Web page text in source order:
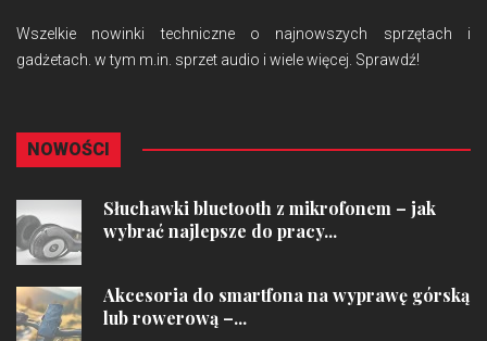
Wszelkie nowinki techniczne o najnowszych sprzętach i
gadżetach. w tym m.in. sprzet audio i wiele więcej. Sprawdź!
NOWOŚCI
Słuchawki bluetooth z mikrofonem – jak
wybrać najlepsze do pracy...
Akcesoria do smartfona na wyprawę górską
lub rowerową –...